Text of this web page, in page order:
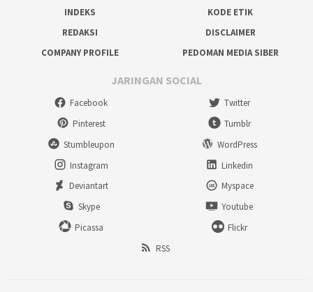
INDEKS
KODE ETIK
REDAKSI
DISCLAIMER
COMPANY PROFILE
PEDOMAN MEDIA SIBER
JARINGAN SOCIAL
Facebook
Twitter
Pinterest
Tumblr
Stumbleupon
WordPress
Instagram
Linkedin
Deviantart
Myspace
Skype
Youtube
Picassa
Flickr
RSS